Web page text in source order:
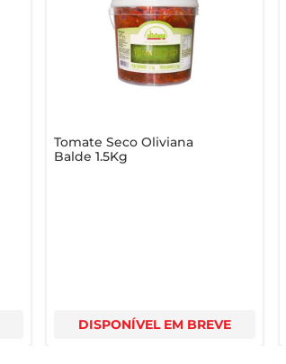
Tomate Seco Oliviana
Balde 1.5Kg
DISPONÍVEL EM BREVE